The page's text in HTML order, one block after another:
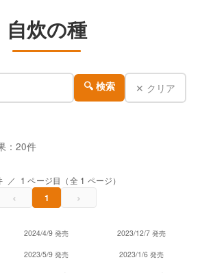
自炊の種
🔍 検索 ✕ クリア
：20件
／ 1 ページ目（全 1 ページ）
‹ 1 ›
2024/4/9 発売 2023/12/7 発売
2023/5/9 発売 2023/1/6 発売